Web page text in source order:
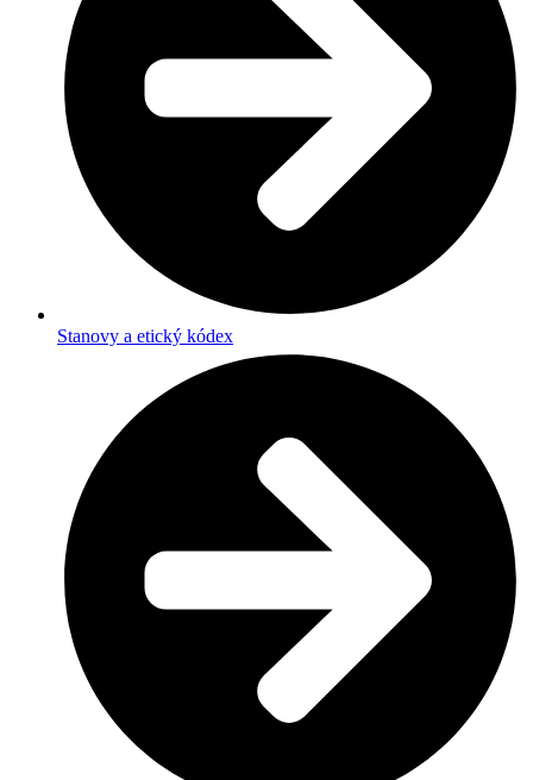
Stanovy a etický kódex